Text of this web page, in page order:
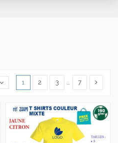
1 2 3 … 7